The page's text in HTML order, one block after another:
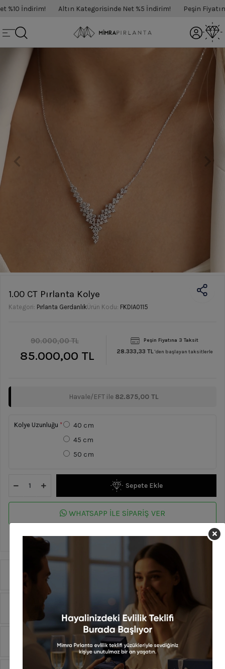
İndirim! Altın Kategorisinde Net %5 İndirim! Peşin Fiyatına 3
1.00 CT Pırlanta Kolye
Kategori: Pırlanta GerdanlıkÜrün Kodu: FKDIA0115
90.000,00 TL
85.000,00 TL
Peşin Fiyatına 3 Taksit
28.333,33 TL'den başlayan taksitlerle
Havale/EFT ile 82.875,00 TL
Kolye Uzunluğu *
40 cm
45 cm
50 cm
Sepete Ekle
WHATSAPP İLE SİPARİŞ VER
En geç 13 Ağustos Perşembe günü kargoda!
Ürün Özellikleri
Yorumlar
Taksit Seçenekleri